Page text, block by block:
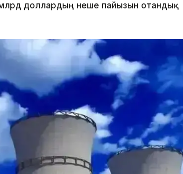
млрд доллардың неше пайызын отандық